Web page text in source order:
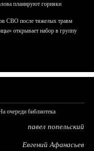
планируют горняки
СВО после тяжелых травм
открывает набор в группу
очереди библиотека
павел попельский
Евгений Афанасьев